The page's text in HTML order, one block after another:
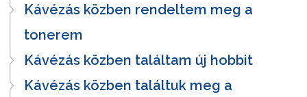
Kávézás közben rendeltem meg a
tonerem
Kávézás közben találtam új hobbit
Kávézás közben találtuk meg a